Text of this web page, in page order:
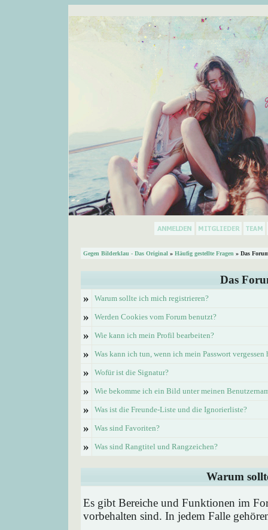
Gegen Bilderklau - Das Original » Häufig gestellte Fragen » Das
Das
»
Warum sollte ich mich registrieren?
» Werden Cookies vom Forum benutzt?
» Wie kann ich mein Profil bearbeiten?
» Was kann ich tun, wenn ich mein Passwort vergessen
» Wofür ist die Signatur?
» Wie bekomme ich ein Bild unter meinen
» Was ist die Freunde-Liste und die Ignorierliste?
» Was sind Favoriten?
» Was sind Rangtitel und Rangzeichen?
Warum
Es gibt Bereiche und Funktionen im
vorbehalten sind. In jedem Falle